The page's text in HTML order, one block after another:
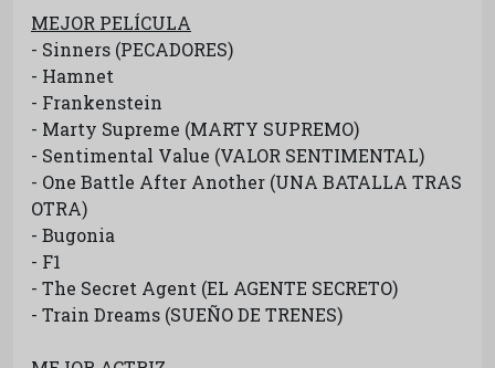
MEJOR PELÍCULA
- Sinners (PECADORES)
- Hamnet
- Frankenstein
- Marty Supreme (MARTY SUPREMO)
- Sentimental Value (VALOR SENTIMENTAL)
- One Battle After Another (UNA BATALLA TRAS
OTRA)
- Bugonia
- F1
- The Secret Agent (EL AGENTE SECRETO)
- Train Dreams (SUEÑO DE TRENES)